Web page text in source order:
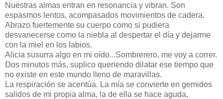
Nuestras almas entran en resonancia y vibran. Son
espasmos lentos, acompasados movimientos de cadera.
Abrazo fuertemente su cuerpo como si pudiera
desvanecerse como la niebla al despertar el día y dejarme
con la miel en los labios.
Alicia susurra algo en mi oído...Sombrerero, me voy a correr.
Dos minutos más, suplico queriendo dilatar ese tiempo que
no existe en este mundo lleno de maravillas.
La respiración se acentúa. La mía se convierte en gemidos
salidos de mi propia alma, la de ella se hace aguda,